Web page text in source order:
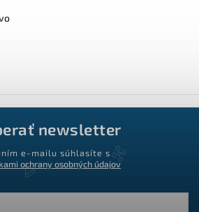
newsletter
e-mailu súhlasíte s
ochrany osobných údajov